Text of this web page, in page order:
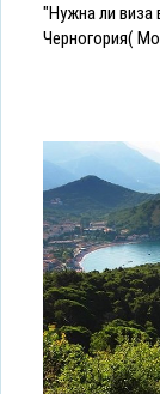
"Нужна ли виза
Черногория(